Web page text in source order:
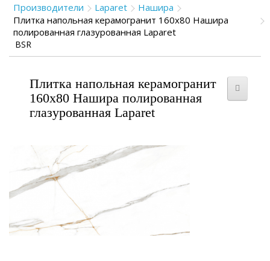
Производители Laparet
Нашира
Плитка напольная керамогранит 160x80 Нашира
полированная глазурованная Laparet
BSR
Плитка напольная керамогранит
160x80 Нашира полированная
глазурованная Laparet